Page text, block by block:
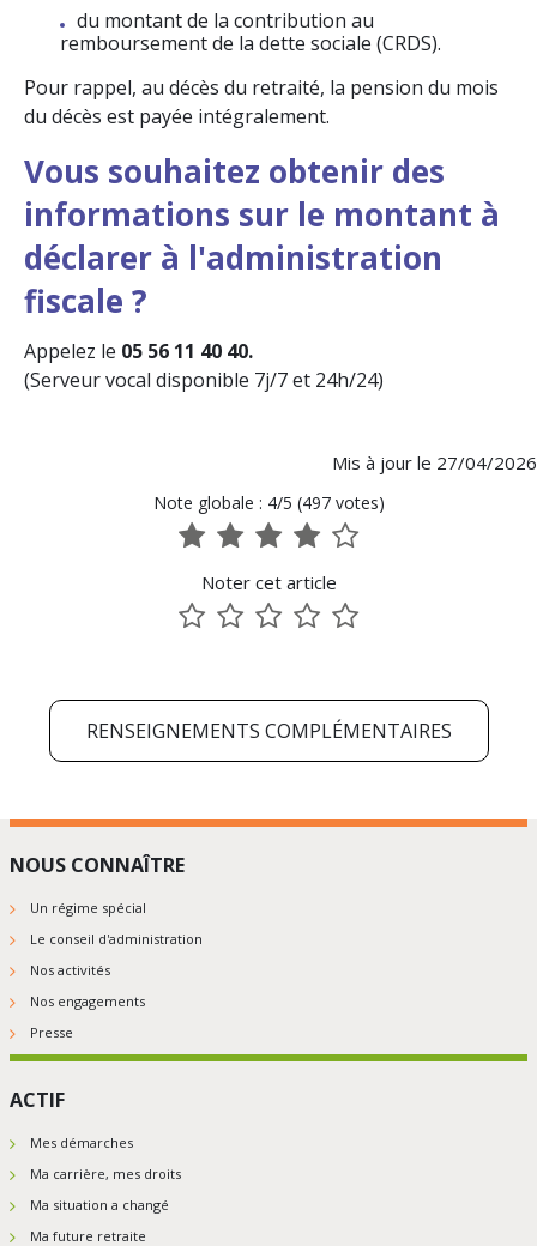
du montant de la contribution au
remboursement de la dette sociale (CRDS).
Pour rappel, au décès du retraité, la pension du mois
du décès est payée intégralement.
Vous souhaitez obtenir des
informations sur le montant à
déclarer à l'administration
fiscale ?
Appelez le 05 56 11 40 40.
(Serveur vocal disponible 7j/7 et 24h/24)
Mis à jour le 27/04/2026
Note globale : 4/5 (497 votes)
1
5
2
5
3
5
4
5
Noter cet article
1 2 3 4
RENSEIGNEMENTS COMPLÉMENTAIRES
NOUS CONNAÎTRE
Un régime spécial
Le conseil d'administration
Nos activités
Nos engagements
Presse
ACTIF
Mes démarches
Ma carrière, mes droits
Ma situation a changé
Ma future retraite